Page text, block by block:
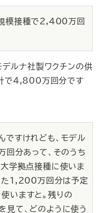
規模接種で2,400万回
ルナ社製ワクチンの供
で4,800万回分です
ですけれども、モデル
分あって、そのうち
学拠点接種に使いま
た1,200万回分は予定
いますと。残りの
て、どのように使う